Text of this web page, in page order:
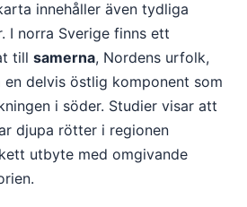
innehåller även tydliga
I norra Sverige finns ett
till samerna, Nordens urfolk,
delvis östlig komponent som
i söder. Studier visar att
djupa rötter i regionen
utbyte med omgivande